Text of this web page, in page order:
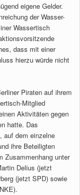
eigene Gelder.
der Wasser-
Wassertisch
dass mit einer
hierzu würde nicht
Piraten auf ihrem
Mitglied
Aktivitäten gegen
hatte. Das
auf dem einzelne
ihre Beteiligten
Zusammenhang unter
Delius (jetzt
(jetzt SPD) sowie